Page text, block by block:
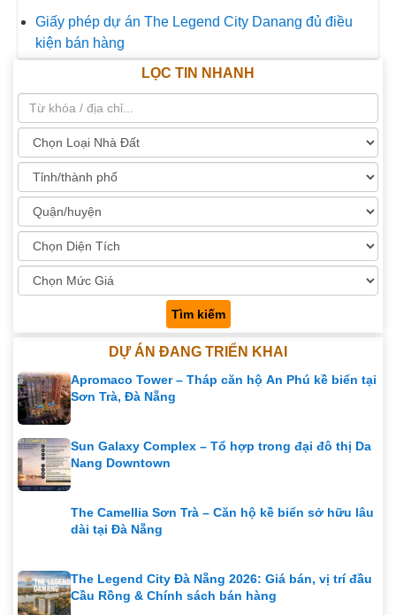
Giấy phép dự án The Legend City Danang đủ điều
kiện bán hàng
LỌC TIN NHANH
Tìm kiếm
DỰ ÁN ĐANG TRIỂN KHAI
Apromaco Tower – Tháp căn hộ An Phú kề biển tại
Sơn Trà, Đà Nẵng
Sun Galaxy Complex – Tổ hợp trong đại đô thị Da
Nang Downtown
The Camellia Sơn Trà – Căn hộ kề biển sở hữu lâu
dài tại Đà Nẵng
The Legend City Đà Nẵng 2026: Giá bán, vị trí đầu
Cầu Rồng & Chính sách bán hàng